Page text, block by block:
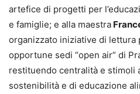
artefice di progetti per
e famiglie; e alla maestra
organizzato iniziative di lettura
opportune sedi “open air” di
restituendo centralità e stimoli
sostenibilità e di educazione